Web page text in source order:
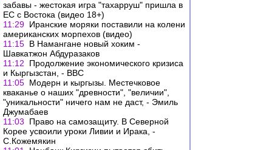
забавы - жестокая игра "тахарруш" пришла в
ЕС с Востока (видео 18+)
11:29 Иранские моряки поставили на колени
американских морпехов (видео)
11:15 В Намангане новый хоким -
Шавкатжон Абдуразаков
11:12
Продолжение экономического кризиса
и Кыргызстан, - ВВС
11:05 Модерн и кыргызы. Местечковое
кваканье о наших "древности", "величии",
"уникальности" ничего нам не даст, - Эмиль
Джумабаев
11:03
Право на самозащиту. В Северной
Корее усвоили уроки Ливии и Ирака, -
С.Кожемякин